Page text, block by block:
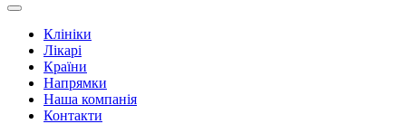
Клініки
Лікарі
Країни
Напрямки
Наша компанія
Контакти